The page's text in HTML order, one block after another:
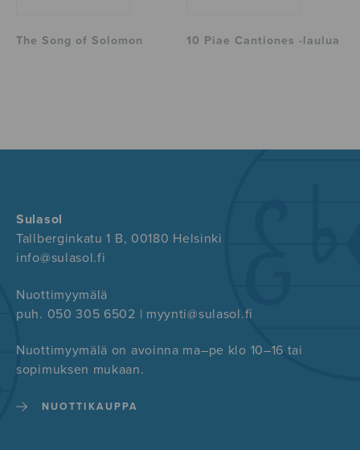
The Song of Solomon 10 Piae Cantiones -laulua
Sulasol
Tallberginkatu 1 B, 00180 Helsinki
info@sulasol.fi
Nuottimyymälä
puh. 050 305 6502 | myynti@sulasol.fi
Nuottimyymälä on avoinna ma–pe klo 10–16 tai
sopimuksen mukaan.
NUOTTIKAUPPA